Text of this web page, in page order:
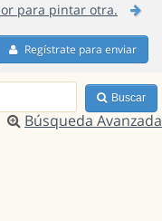
para pintar otra.
Regístrate para enviar
Buscar
Búsqueda Avanzada